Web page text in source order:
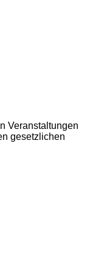
Veranstaltungen
gesetzlichen